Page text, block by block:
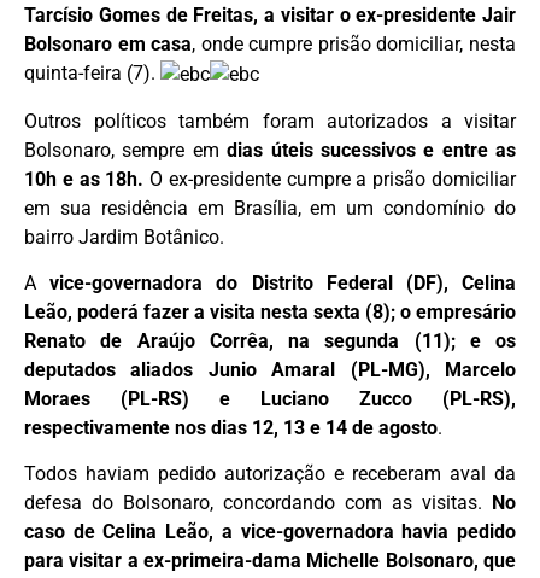
Tarcísio Gomes de Freitas, a visitar o ex-presidente Jair
Bolsonaro em casa, onde cumpre prisão domiciliar, nesta
quinta-feira (7).
Outros políticos também foram autorizados a visitar
Bolsonaro, sempre emdias úteis sucessivos e entre as
10h e as 18h. O ex-presidente cumpre a prisão domiciliar
em sua residência em Brasília, em um condomínio do
bairro Jardim Botânico.
Avice-governadora do Distrito Federal (DF), Celina
Leão, poderá fazer a visita nesta sexta (8); o empresário
Renato de Araújo Corrêa, na segunda (11); e os
deputados aliados Junio Amaral (PL-MG), Marcelo
Moraes (PL-RS) e Luciano Zucco (PL-RS),
respectivamente nos dias 12, 13 e 14 de agosto.
Todos haviam pedido autorização e receberam aval da
defesa do Bolsonaro, concordando com as visitas.
No
caso de Celina Leão, a vice-governadora havia pedido
para visitar a ex-primeira-dama Michelle Bolsonaro, que